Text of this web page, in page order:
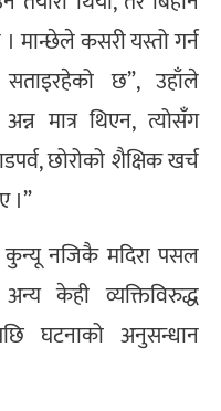
मान्छेले कसरी यस्तो गर्न
छ”, उहाँले
मात्र थिएन, त्योसँग
छोरोको शैक्षिक खर्च
।”
नजिकै मदिरा पसल
केही व्यक्तिविरुद्ध
घटनाको अनुसन्धान